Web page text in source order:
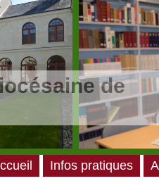
de
Infos pratiques